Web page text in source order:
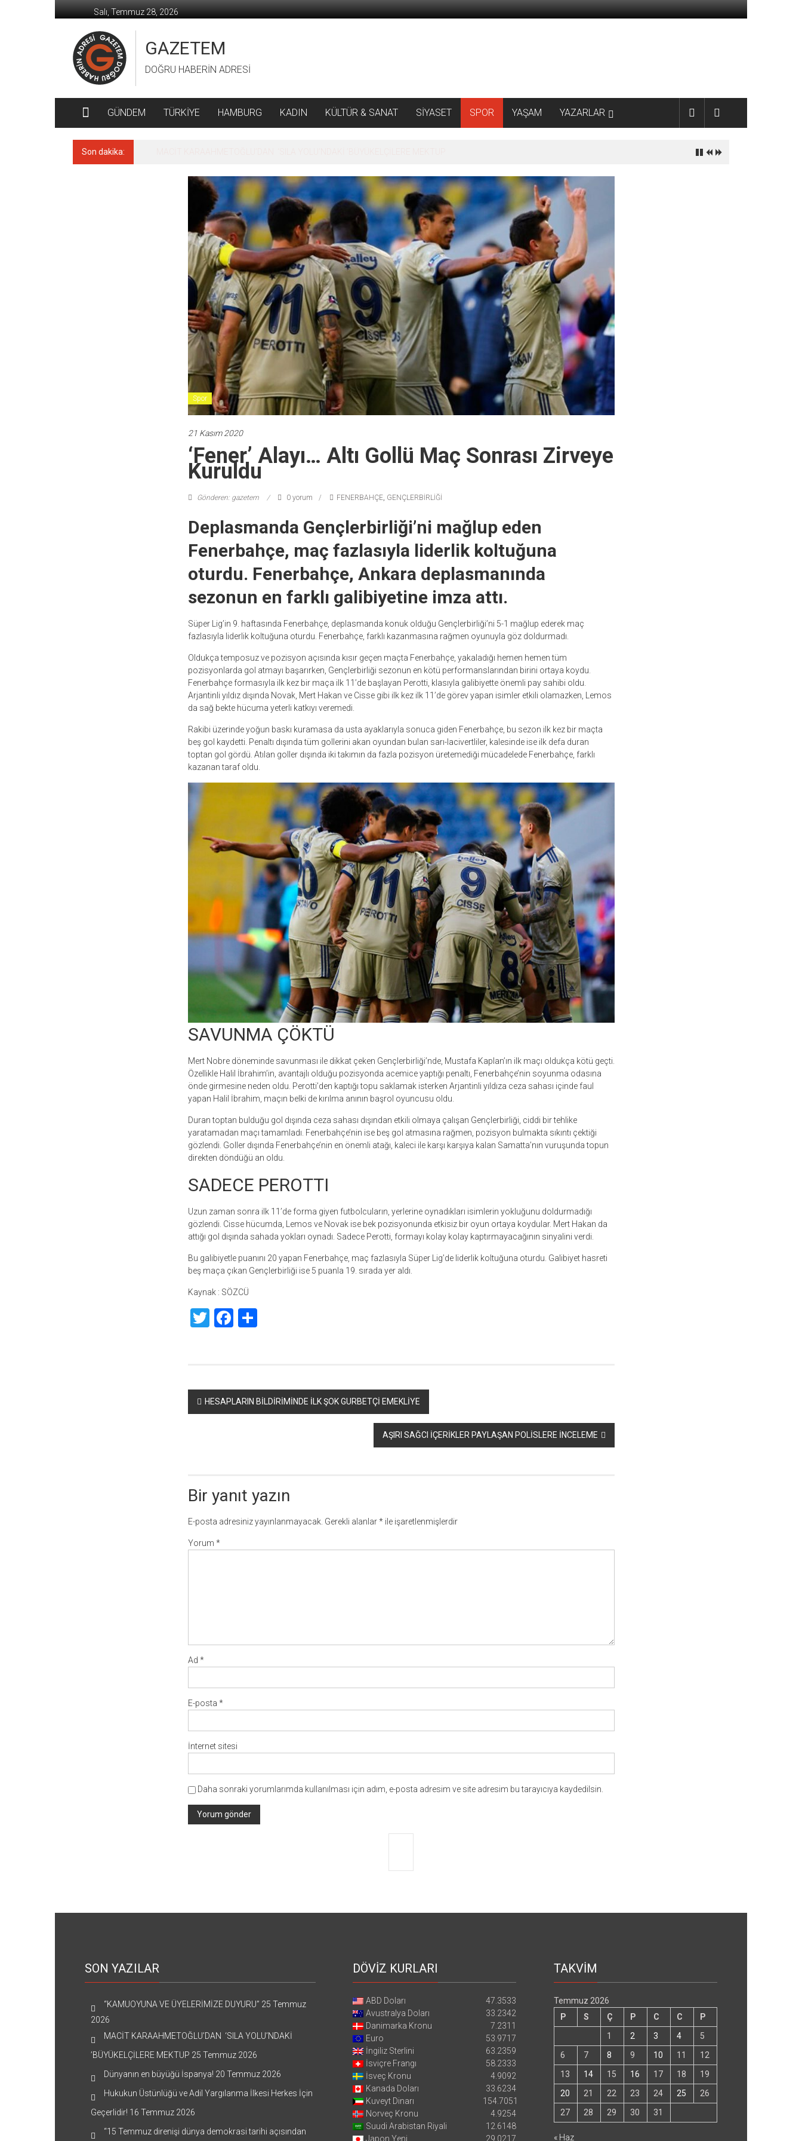
geç
Salı, Temmuz 28, 2026
GAZETEM
DOĞRU HABERİN ADRESİ
GÜNDEM TÜRKİYE HAMBURG KADIN KÜLTÜR & SANAT SİYASET SPOR YAŞAM YAZARLAR
Son dakika:
Spor
21 Kasım 2020
‘Fener’ Alayı… Altı Gollü Maç Sonrası Zirveye
Kuruldu
Gönderen: gazetem 0 yorum FENERBAHÇE, GENÇLERBİRLİĞİ
Deplasmanda Gençlerbirliği’ni mağlup eden
Fenerbahçe, maç fazlasıyla liderlik koltuğuna
oturdu. Fenerbahçe, Ankara deplasmanında
sezonun en farklı galibiyetine imza attı.
Süper Lig’in 9. haftasında Fenerbahçe, deplasmanda konuk olduğu Gençlerbirliği’ni 5-1 mağlup ederek maç
fazlasıyla liderlik koltuğuna oturdu. Fenerbahçe, farklı kazanmasına rağmen oyunuyla göz doldurmadı.
Oldukça temposuz ve pozisyon açısında kısır geçen maçta Fenerbahçe, yakaladığı hemen hemen tüm
pozisyonlarda gol atmayı başarırken, Gençlerbirliği sezonun en kötü performanslarından birini ortaya koydu.
Fenerbahçe formasıyla ilk kez bir maça ilk 11’de başlayan Perotti, klasıyla galibiyette önemli pay sahibi oldu.
Arjantinli yıldız dışında Novak, Mert Hakan ve Cisse gibi ilk kez ilk 11’de görev yapan isimler etkili olamazken, Lemos
da sağ bekte hücuma yeterli katkıyı veremedi.
Rakibi üzerinde yoğun baskı kuramasa da usta ayaklarıyla sonuca giden Fenerbahçe, bu sezon ilk kez bir maçta
beş gol kaydetti. Penaltı dışında tüm gollerini akan oyundan bulan sarı-lacivertliler, kalesinde ise ilk defa duran
toptan gol gördü. Atılan goller dışında iki takımın da fazla pozisyon üretemediği mücadelede Fenerbahçe, farklı
kazanan taraf oldu.
SAVUNMA ÇÖKTÜ
Mert Nobre döneminde savunması ile dikkat çeken Gençlerbirliği’nde, Mustafa Kaplan’ın ilk maçı oldukça kötü geçti.
Özellikle Halil İbrahim’in, avantajlı olduğu pozisyonda acemice yaptığı penaltı, Fenerbahçe’nin soyunma odasına
önde girmesine neden oldu. Perotti’den kaptığı topu saklamak isterken Arjantinli yıldıza ceza sahası içinde faul
yapan Halil İbrahim, maçın belki de kırılma anının başrol oyuncusu oldu.
Duran toptan bulduğu gol dışında ceza sahası dışından etkili olmaya çalışan Gençlerbirliği, ciddi bir tehlike
yaratamadan maçı tamamladı. Fenerbahçe’nin ise beş gol atmasına rağmen, pozisyon bulmakta sıkıntı çektiği
gözlendi. Goller dışında Fenerbahçe’nin en önemli atağı, kaleci ile karşı karşıya kalan Samatta’nın vuruşunda topun
direkten döndüğü an oldu.
SADECE PEROTTI
Uzun zaman sonra ilk 11’de forma giyen futbolcuların, yerlerine oynadıkları isimlerin yokluğunu doldurmadığı
gözlendi. Cisse hücumda, Lemos ve Novak ise bek pozisyonunda etkisiz bir oyun ortaya koydular. Mert Hakan da
attığı gol dışında sahada yokları oynadı. Sadece Perotti, formayı kolay kolay kaptırmayacağının sinyalini verdi.
Bu galibiyetle puanını 20 yapan Fenerbahçe, maç fazlasıyla Süper Lig’de liderlik koltuğuna oturdu. Galibiyet hasreti
beş maça çıkan Gençlerbirliği ise 5 puanla 19. sırada yer aldı.
Kaynak : SÖZCÜ
TwitterFacebook
Share
Yazı
dolaşımı
HESAPLARIN BİLDİRİMİNDE İLK ŞOK GURBETÇİ EMEKLİYE
AŞIRI SAĞCI İÇERİKLER PAYLAŞAN POLİSLERE İNCELEME
Bir yanıt yazın
E-posta adresiniz yayınlanmayacak. Gerekli alanlar*ile işaretlenmişlerdir
Yorum *
Ad *
E-posta *
İnternet sitesi
Daha sonraki yorumlarımda kullanılması için adım, e-posta adresim ve site adresim bu tarayıcıya kaydedilsin.
SON YAZILAR
“KAMUOYUNA VE ÜYELERİMİZE DUYURU” 25 Temmuz
2026
MACİT KARAAHMETOĞLU’DAN ‘SILA YOLU’NDAKİ
’BÜYÜKELÇİLERE MEKTUP 25 Temmuz 2026
Dünyanın en büyüğü İspanya! 20 Temmuz 2026
Hukukun Üstünlüğü ve Adil Yargılanma İlkesi Herkes İçin
Geçerlidir! 16 Temmuz 2026
“15 Temmuz direnişi dünya demokrasi tarihi açısından
DÖVİZ KURLARI
ABD Doları
47.3533
Avustralya Doları
33.2342
Danimarka Kronu
7.2311
Euro
53.9717
İngiliz Sterlini
63.2359
İsviçre Frangı
58.2333
İsveç Kronu
4.9092
Kanada Doları
33.6234
Kuveyt Dinarı
154.7051
Norveç Kronu
4.9254
Suudi Arabistan Riyali
12.6148
Japon Yeni
29.0217
TAKVİM
Temmuz 2026
P
S Ç P C C
P
1
2 3 4
5
6
7 8 9 10 11
12
13
14 15 16 17 18
19
20
21 22 23 24 25
26
27
28 29 30 31
« Haz